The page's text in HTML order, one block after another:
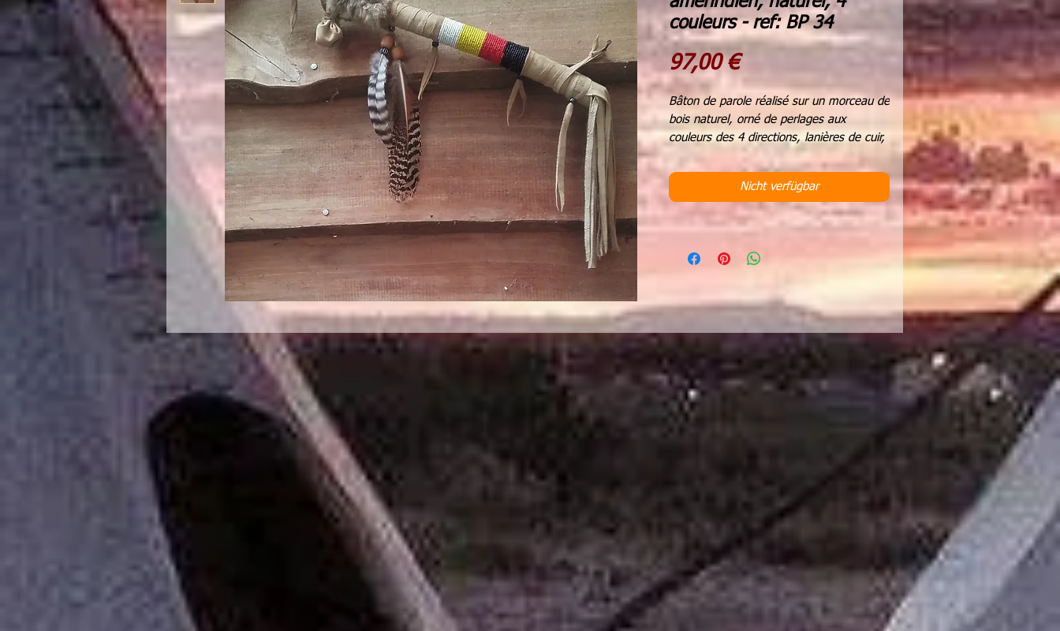
couleurs - ref: BP 34
97,00 €Preis
Bâton de parole réalisé sur un morceau de
bois naturel, orné de perlages aux
couleurs des 4 directions, lanières de cuir,
plumes naturelles d'Oklahoma, sac
medecine herbes sacrées, fourrure ,
perles de bois, perles de verre.
Longueur: 48 cms
poids 207 grammes
les traditions amérindiennes lors de leurs
Le bâton de paroles passe de main en
main et seule la personne qui le tient a le
droit de parler.
Le bâton de parole nous enseigne à
écouter et à appliquer ce que nous
entendons.
Il nous rappelle de ne pas interrompre les
autres qui dévoilent leur sagesse.
que le bâton de parole apporte.
Souvenez-vous que la vie offre des
signaux et des options à ceux qui savent
Parler avec courage et sagesse
Être en lien avec le Grand Esprit
Parler avec pouvoir et force
Nicht verfügbar